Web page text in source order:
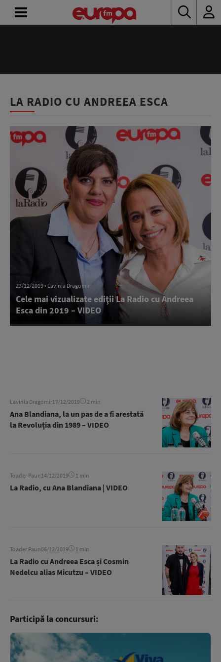
LA RADIO CU ANDREEA ESCA
23/12/2019 • Lavinia Dragomir
Cele mai vizualizate ediţii La Radio cu Andreea
Esca din 2019 – VIDEO
Lavinia Dragomir17/12/2019 2 min
Ana Blandiana, la un pas de a fi arestată
la Revoluţia din 1989 – VIDEO
Toader Paun14/12/2019 1 min
La Radio, cu Ana Blandiana | VIDEO
Toader Paun06/12/2019 1 min
La Radio cu Andreea Esca și Cosmin
Nedelcu alias Micutzu – VIDEO
Participă la concursuri:
PODCAST
ASCULTĂ
LIVE